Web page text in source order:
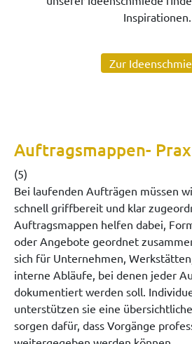
Inspirationen.
Zur
Auftragsmappen-
(5)
Bei laufenden Aufträgen müssen
schnell griffbereit und klar
Auftragsmappen helfen dabei,
oder Angebote geordnet
sich für Unternehmen,
interne Abläufe, bei denen jeder
dokumentiert werden soll.
unterstützen sie eine
sorgen dafür, dass Vorgänge